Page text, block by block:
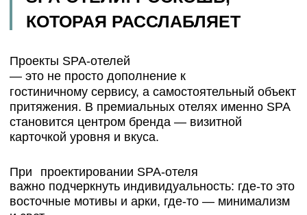
ПРИКОСНОВЕНИЯ
освещение, натуральные текстуры, звук воды и
аромат — всё формирует ощущение присутствия
заботы.
расстоянии вытянутой руки. Ограниченная
площадь требует максимальной точности в
планировке. Архитектор должен создать
ощущение уединения даже в нескольких
десятках квадратных метров.
— это архитектура на
Проекты SPA-салонов